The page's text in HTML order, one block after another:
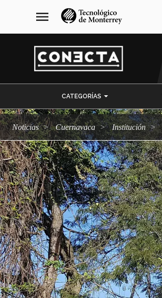
navegación
principal
menu
CATEGORÍAS
Noticias Cuernavaca Institución